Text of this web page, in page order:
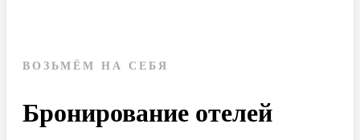
ВОЗЬМЁМ НА СЕБЯ
Бронирование отелей